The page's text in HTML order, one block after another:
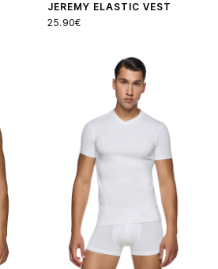
JEREMY ELASTIC VEST
25.90€